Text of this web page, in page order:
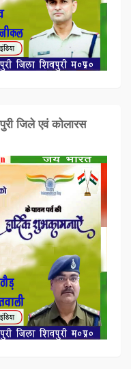
जिले एवं कोलारस